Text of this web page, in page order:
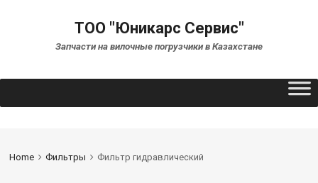
ТОО "Юникарс Сервис"
Запчасти на вилочные погрузчики в Казахстане
Home Фильтры Фильтр гидравлический